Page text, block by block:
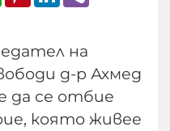
на
д-р Ахмед
да се отбие
която живее